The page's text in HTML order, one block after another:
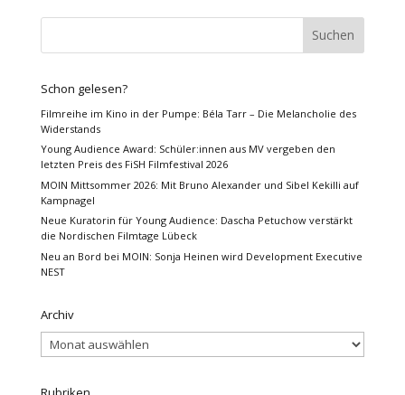
Schon gelesen?
Filmreihe im Kino in der Pumpe: Béla Tarr – Die Melancholie des
Widerstands
Young Audience Award: Schüler:innen aus MV vergeben den
letzten Preis des FiSH Filmfestival 2026
MOIN Mittsommer 2026: Mit Bruno Alexander und Sibel Kekilli auf
Kampnagel
Neue Kuratorin für Young Audience: Dascha Petuchow verstärkt
die Nordischen Filmtage Lübeck
Neu an Bord bei MOIN: Sonja Heinen wird Development Executive
NEST
Archiv
Archiv